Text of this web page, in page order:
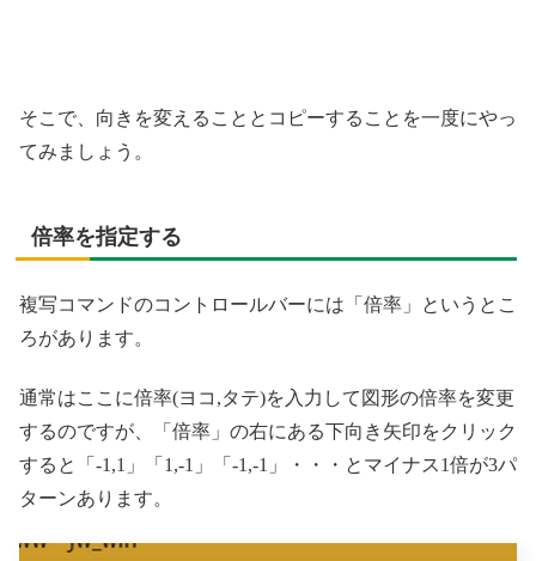
そこで、向きを変えることとコピーすることを一度にやっ
てみましょう。
倍率を指定する
複写コマンドのコントロールバーには「倍率」というとこ
ろがあります。
通常はここに倍率(ヨコ,タテ)を入力して図形の倍率を変更
するのですが、「倍率」の右にある下向き矢印をクリック
すると「-1,1」「1,-1」「-1,-1」・・・とマイナス1倍が3パ
ターンあります。